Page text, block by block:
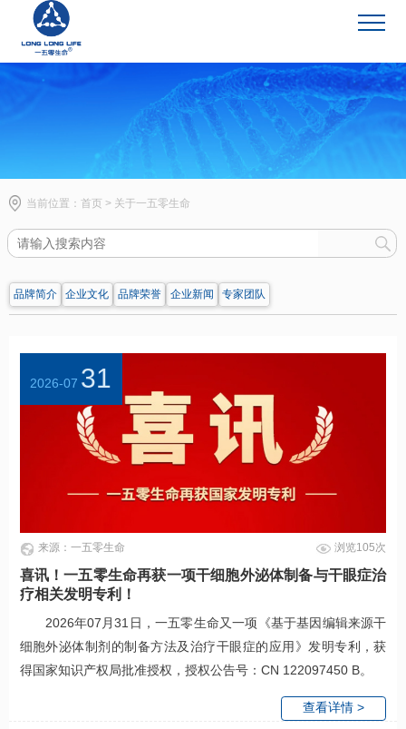
关于一五零生命
当前位置：首页 > 关于一五零生命
品牌简介 企业文化 品牌荣誉 企业新闻 专家团队
2026-07 31
来源：一五零生命 浏览105次
喜讯！一五零生命再获一项干细胞外泌体制备与干眼症治
疗相关发明专利！
2026年07月31日，一五零生命又一项《基于基因编辑来源干
细胞外泌体制剂的制备方法及治疗干眼症的应用》发明专利，获
得国家知识产权局批准授权，授权公告号：CN 122097450 B。
查看详情 >